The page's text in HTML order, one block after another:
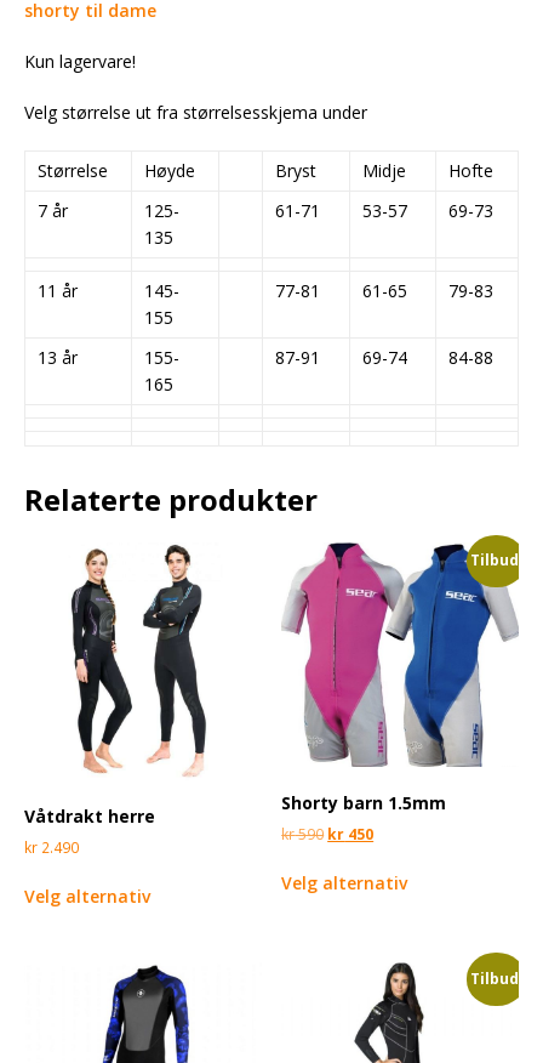
shorty til dame
Kun lagervare!
Velg størrelse ut fra størrelsesskjema under
Størrelse Høyde Bryst Midje
Hofte
7 år
125-
135
61-71 53-57 69-73
11 år
145-
155
77-81 61-65 79-83
13 år
155-
165
87-91 69-74 84-88
Relaterte produkter
Våtdrakt herre
kr 2.490
Velg alternativ
Tilbud!
Shorty barn 1.5mm
kr590 kr 450
Velg alternativ
Tilbud!